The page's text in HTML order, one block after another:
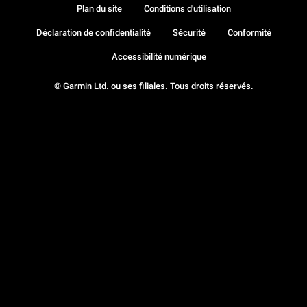
© Garmin Ltd. ou ses filiales. Tous droits réservés.
Plan du site Conditions d'utilisation
Déclaration de confidentialité Sécurité Conformité
Accessibilité numérique